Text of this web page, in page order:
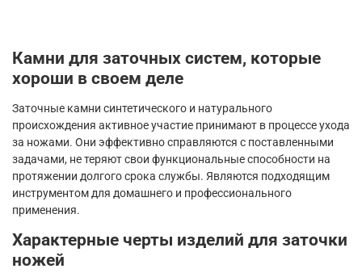
Камни для заточных систем, которые
хороши в своем деле
Заточные камни синтетического и натурального
происхождения активное участие принимают в процессе ухода
за ножами. Они эффективно справляются с поставленными
задачами, не теряют свои функциональные способности на
протяжении долгого срока службы. Являются подходящим
инструментом для домашнего и профессионального
применения.
Характерные черты изделий для заточки
ножей